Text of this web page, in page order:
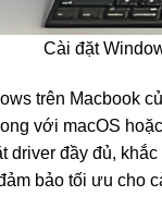
Cài đặt
trên Macbook
với macOS
driver đầy đủ,
bảo tối ưu cho